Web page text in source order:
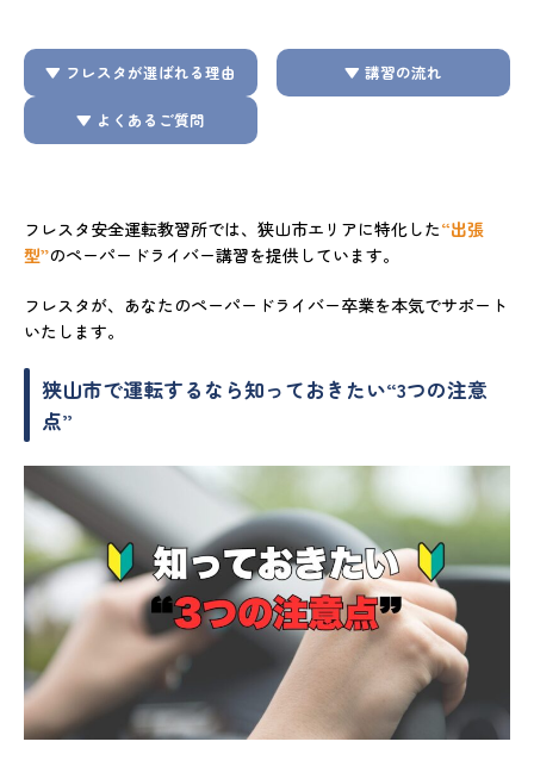
▼ フレスタが選ばれる理由 ▼ 講習の流れ
▼ よくあるご質問
フレスタ安全運転教習所では、狭山市エリアに特化した“出張
型”のペーパードライバー講習を提供しています。
フレスタが、あなたのペーパードライバー卒業を本気でサポート
いたします。
狭山市で運転するなら知っておきたい“3つの注意
点”